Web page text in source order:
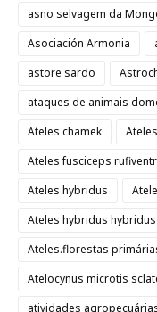
asno selvagem da
Asociación Armonia
astore sardo
ataques de animais
Ateles chamek
Ateles fusciceps
Ateles hybridus
Ateles hybridus hybridus
Ateles.florestas
Atelocynus microtis
atividades